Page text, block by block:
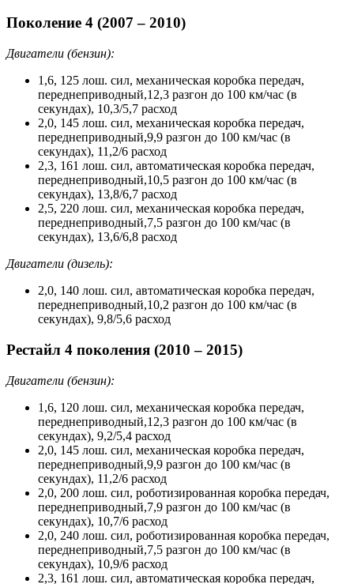
Поколение 4 (2007 – 2010)
Двигатели (бензин):
1,6, 125 лош. сил, механическая коробка передач,
переднеприводный,12,3 разгон до 100 км/час (в
секундах), 10,3/5,7 расход
2,0, 145 лош. сил, механическая коробка передач,
переднеприводный,9,9 разгон до 100 км/час (в
секундах), 11,2/6 расход
2,3, 161 лош. сил, автоматическая коробка передач,
переднеприводный,10,5 разгон до 100 км/час (в
секундах), 13,8/6,7 расход
2,5, 220 лош. сил, механическая коробка передач,
переднеприводный,7,5 разгон до 100 км/час (в
секундах), 13,6/6,8 расход
Двигатели (дизель):
2,0, 140 лош. сил, автоматическая коробка передач,
переднеприводный,10,2 разгон до 100 км/час (в
секундах), 9,8/5,6 расход
Рестайл 4 поколения (2010 – 2015)
Двигатели (бензин):
1,6, 120 лош. сил, механическая коробка передач,
переднеприводный,12,3 разгон до 100 км/час (в
секундах), 9,2/5,4 расход
2,0, 145 лош. сил, механическая коробка передач,
переднеприводный,9,9 разгон до 100 км/час (в
секундах), 11,2/6 расход
2,0, 200 лош. сил, роботизированная коробка передач,
переднеприводный,7,9 разгон до 100 км/час (в
секундах), 10,7/6 расход
2,0, 240 лош. сил, роботизированная коробка передач,
переднеприводный,7,5 разгон до 100 км/час (в
секундах), 10,9/6 расход
2,3, 161 лош. сил, автоматическая коробка передач,